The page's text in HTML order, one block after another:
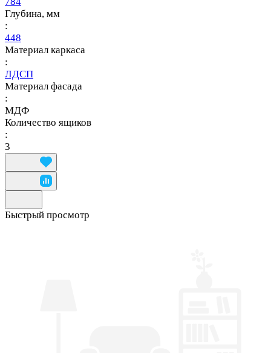
Глубина, мм
:
448
Материал каркаса
:
ЛДСП
Материал фасада
:
МДФ
Количество ящиков
:
3
Быстрый просмотр